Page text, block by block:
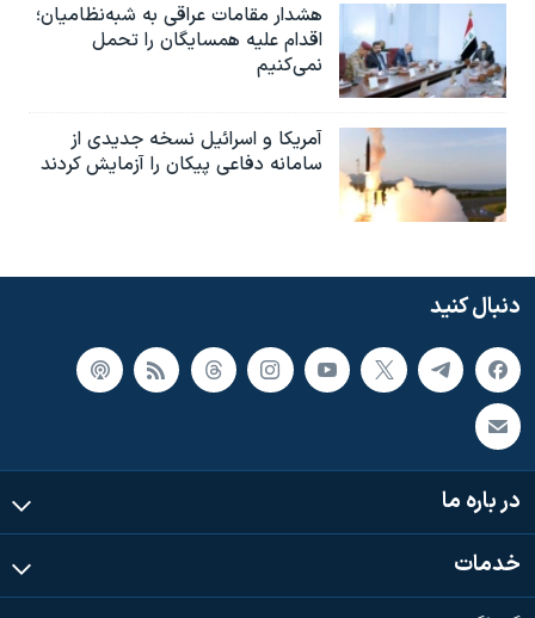
هشدار مقامات عراقی به شبه‌نظامیان؛
اقدام علیه همسایگان را تحمل
نمی‌کنیم
آمریکا و اسرائیل نسخه جدیدی از
سامانه دفاعی پیکان را آزمایش کردند
دنبال کنید
در باره ما
خدمات